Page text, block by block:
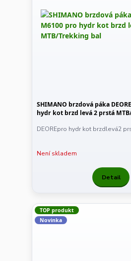
SHIMANO brzdová páka
hydr kot brzd levá 2 prstá
DEOREpro hydr kot brzdlevá2
Není skladem
Detail
TOP produkt
Novinka